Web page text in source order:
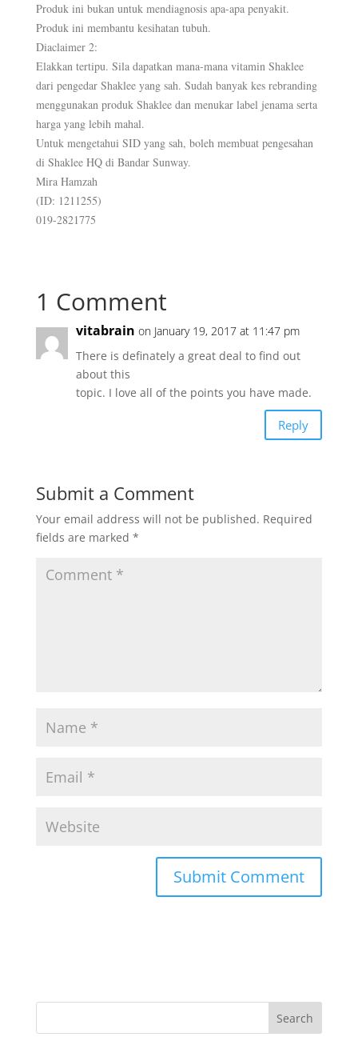
Produk ini bukan untuk mendiagnosis apa-apa penyakit.
Produk ini membantu kesihatan tubuh.
Diaclaimer 2:
Elakkan tertipu. Sila dapatkan mana-mana vitamin Shaklee
dari pengedar Shaklee yang sah. Sudah banyak kes rebranding
menggunakan produk Shaklee dan menukar label jenama serta
harga yang lebih mahal.
Untuk mengetahui SID yang sah, boleh membuat pengesahan
di Shaklee HQ di Bandar Sunway.
Mira Hamzah
(ID: 1211255)
019-2821775
1 Comment
vitabrain on January 19, 2017 at 11:47 pm
There is definately a great deal to find out
about this
topic. I love all of the points you have made.
Reply
Submit a Comment
Your email address will not be published. Required
fields are marked *